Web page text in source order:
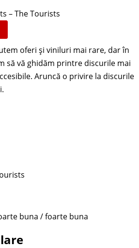
– The Tourists
buna / foarte buna